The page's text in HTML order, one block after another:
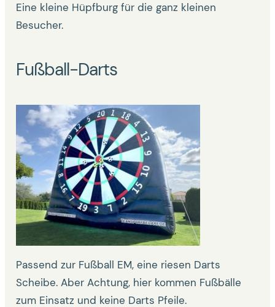
Eine kleine Hüpfburg für die ganz kleinen
Besucher.
Fußball-Darts
Passend zur Fußball EM, eine riesen Darts
Scheibe. Aber Achtung, hier kommen Fußbälle
zum Einsatz und keine Darts Pfeile.